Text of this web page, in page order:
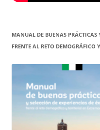
MANUAL DE BUENAS PRÁCTICAS
FRENTE AL RETO DEMOGRÁFICO